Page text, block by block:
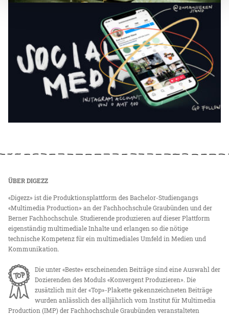
ÜBER DIGEZZ
«Digezz» ist die Produktionsplattform des Bachelor-Studiengangs
«Multimedia Production» an der Fachhochschule Graubünden und der
Berner Fachhochschule. Studierende produzieren auf dieser Plattform
eigenständig multimediale Inhalte und erlangen so die nötige
technische Kompetenz für ein multimediales Umfeld in Medien und
Kommunikation.
Die unter «Beste» erscheinenden Beiträge sind eine Auswahl der
Dozierenden des Moduls «Konvergent Produzieren». Die
zusätzlich mit der «Top»-Plakette gekennzeichneten Beiträge
wurden anlässlich des alljährlich vom Institut für Multimedia
Production (IMP) der Fachhochschule Graubünden veranstalteten